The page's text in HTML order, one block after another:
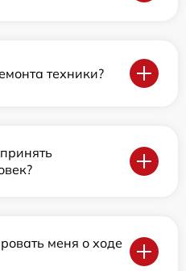
техники?
меня о ходе